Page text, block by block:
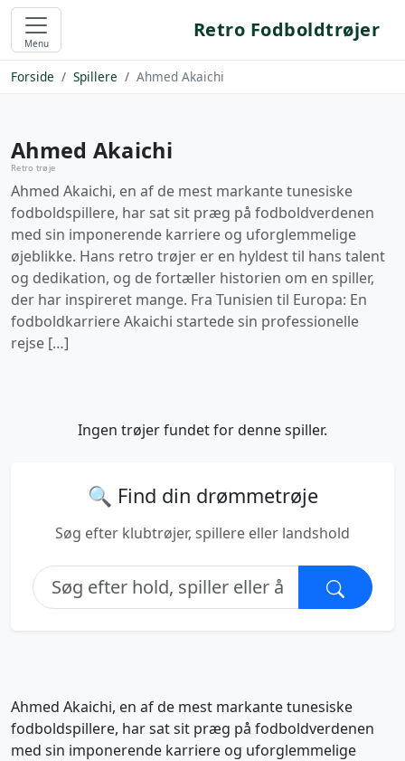
Menu
Retro Fodboldtrøjer
Forside Spillere Ahmed Akaichi
Ahmed Akaichi
Retro trøje
Ahmed Akaichi, en af de mest markante tunesiske
fodboldspillere, har sat sit præg på fodboldverdenen
med sin imponerende karriere og uforglemmelige
øjeblikke. Hans retro trøjer er en hyldest til hans talent
og dedikation, og de fortæller historien om en spiller,
der har inspireret mange. Fra Tunisien til Europa: En
fodboldkarriere Akaichi startede sin professionelle
rejse […]
Ingen trøjer fundet for denne spiller.
🔍 Find din drømmetrøje
Søg efter klubtrøjer, spillere eller landshold
Ahmed Akaichi, en af de mest markante tunesiske
fodboldspillere, har sat sit præg på fodboldverdenen
med sin imponerende karriere og uforglemmelige